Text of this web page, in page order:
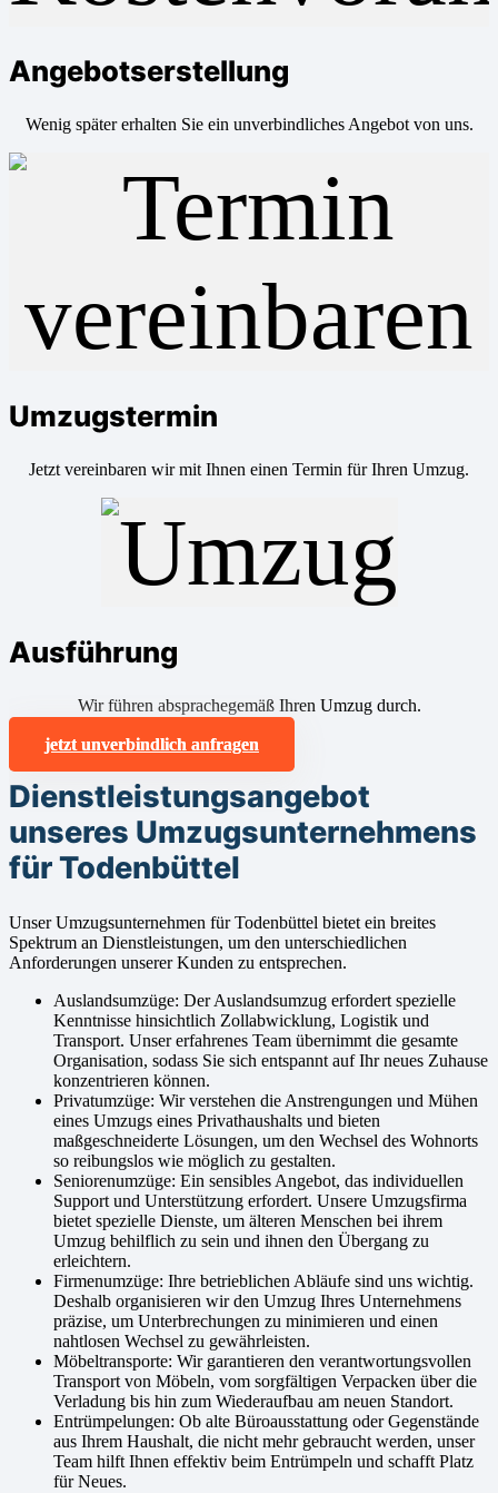
Angebotserstellung
Wenig später erhalten Sie ein unverbindliches Angebot von uns.
Umzugstermin
Jetzt vereinbaren wir mit Ihnen einen Termin für Ihren Umzug.
Ausführung
Wir führen absprachegemäß Ihren Umzug durch.
jetzt unverbindlich anfragen
Dienstleistungsangebot
unseres Umzugsunternehmens
für Todenbüttel
Unser Umzugsunternehmen für Todenbüttel bietet ein breites
Spektrum an Dienstleistungen, um den unterschiedlichen
Anforderungen unserer Kunden zu entsprechen.
Auslandsumzüge: Der Auslandsumzug erfordert spezielle
Kenntnisse hinsichtlich Zollabwicklung, Logistik und
Transport. Unser erfahrenes Team übernimmt die gesamte
Organisation, sodass Sie sich entspannt auf Ihr neues Zuhause
konzentrieren können.
Privatumzüge: Wir verstehen die Anstrengungen und Mühen
eines Umzugs eines Privathaushalts und bieten
maßgeschneiderte Lösungen, um den Wechsel des Wohnorts
so reibungslos wie möglich zu gestalten.
Seniorenumzüge: Ein sensibles Angebot, das individuellen
Support und Unterstützung erfordert. Unsere Umzugsfirma
bietet spezielle Dienste, um älteren Menschen bei ihrem
Umzug behilflich zu sein und ihnen den Übergang zu
erleichtern.
Firmenumzüge: Ihre betrieblichen Abläufe sind uns wichtig.
Deshalb organisieren wir den Umzug Ihres Unternehmens
präzise, um Unterbrechungen zu minimieren und einen
nahtlosen Wechsel zu gewährleisten.
Möbeltransporte: Wir garantieren den verantwortungsvollen
Transport von Möbeln, vom sorgfältigen Verpacken über die
Verladung bis hin zum Wiederaufbau am neuen Standort.
Entrümpelungen: Ob alte Büroausstattung oder Gegenstände
aus Ihrem Haushalt, die nicht mehr gebraucht werden, unser
Team hilft Ihnen effektiv beim Entrümpeln und schafft Platz
für Neues.